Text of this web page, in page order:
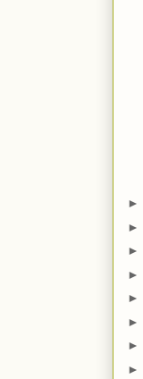
►
►
►
►
►
►
►
►